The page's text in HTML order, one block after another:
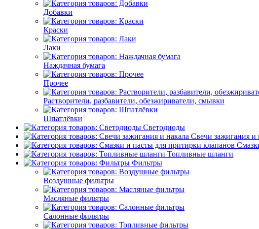
Добавки
Краски
Лаки
Наждачная бумага
Прочее
Растворители, разбавители, обезжириватели, смывки
Шпатлёвки
Светодиоды
Свечи зажигания и
Топливные шланги
Фильтры
Воздушные фильтры
Масляные фильтры
Салонные фильтры